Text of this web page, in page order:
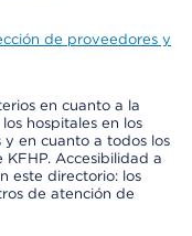
de proveedores y
en cuanto a la
hospitales en los
y en cuanto a todos los
Accesibilidad a
este directorio: los
de atención de